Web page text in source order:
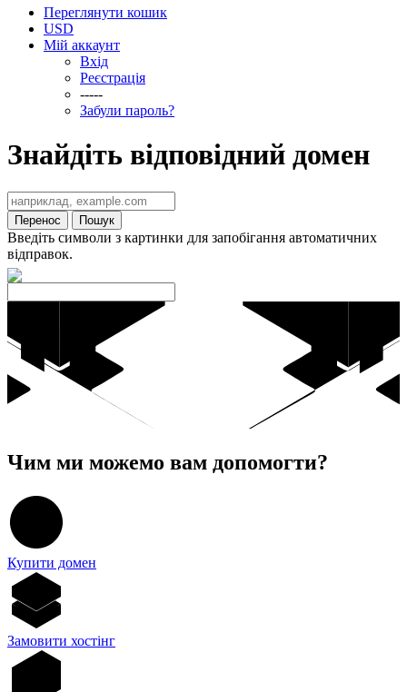
Переглянути кошик
USD
Мій аккаунт
Вхід
Реєстрація
-----
Забули пароль?
Знайдіть відповідний домен
Перенос Пошук
Введіть символи з картинки для запобігання автоматичних
відправок.
Чим ми можемо вам допомогти?
Купити домен
Замовити хостінг